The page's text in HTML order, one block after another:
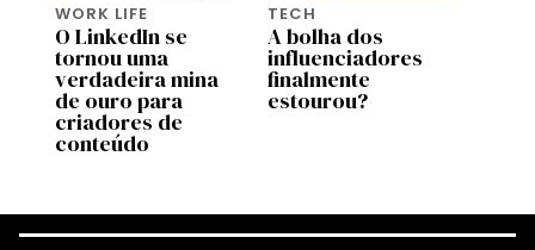
WORK LIFE
O LinkedIn se
tornou uma
verdadeira mina
de ouro para
criadores de
conteúdo
TECH
A bolha dos
influenciadores
finalmente
estourou?